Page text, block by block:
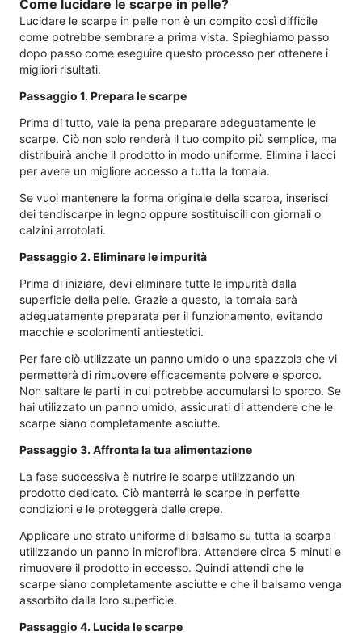
Come lucidare le scarpe in pelle?
Lucidare le scarpe in pelle non è un compito così difficile
come potrebbe sembrare a prima vista. Spieghiamo passo
dopo passo come eseguire questo processo per ottenere i
migliori risultati.
Passaggio 1. Prepara le scarpe
Prima di tutto, vale la pena preparare adeguatamente le
scarpe. Ciò non solo renderà il tuo compito più semplice, ma
distribuirà anche il prodotto in modo uniforme. Elimina i lacci
per avere un migliore accesso a tutta la tomaia.
Se vuoi mantenere la forma originale della scarpa, inserisci
dei tendiscarpe in legno oppure sostituiscili con giornali o
calzini arrotolati.
Passaggio 2. Eliminare le impurità
Prima di iniziare, devi eliminare tutte le impurità dalla
superficie della pelle. Grazie a questo, la tomaia sarà
adeguatamente preparata per il funzionamento, evitando
macchie e scolorimenti antiestetici.
Per fare ciò utilizzate un panno umido o una spazzola che vi
permetterà di rimuovere efficacemente polvere e sporco.
Non saltare le parti in cui potrebbe accumularsi lo sporco. Se
hai utilizzato un panno umido, assicurati di attendere che le
scarpe siano completamente asciutte.
Passaggio 3. Affronta la tua alimentazione
La fase successiva è nutrire le scarpe utilizzando un
prodotto dedicato. Ciò manterrà le scarpe in perfette
condizioni e le proteggerà dalle crepe.
Applicare uno strato uniforme di balsamo su tutta la scarpa
utilizzando un panno in microfibra. Attendere circa 5 minuti e
rimuovere il prodotto in eccesso. Quindi attendi che le
scarpe siano completamente asciutte e che il balsamo venga
assorbito dalla loro superficie.
Passaggio 4. Lucida le scarpe